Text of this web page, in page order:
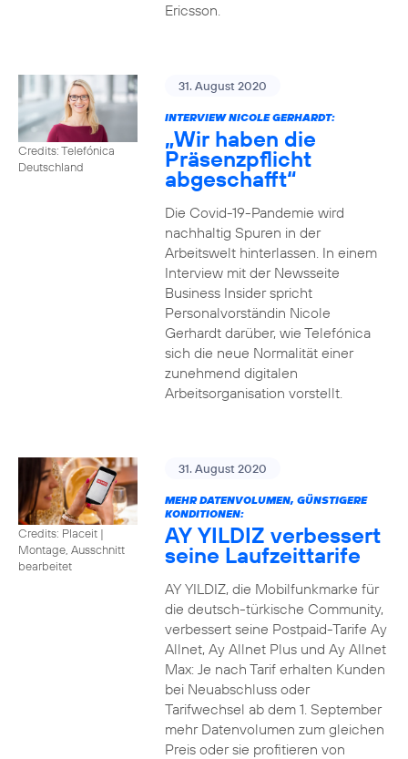
Ericsson.
Credits: Telefónica
Deutschland
31. August 2020
INTERVIEW NICOLE GERHARDT:
„Wir haben die
Präsenzpflicht
abgeschafft“
Die Covid-19-Pandemie wird
nachhaltig Spuren in der
Arbeitswelt hinterlassen. In einem
Interview mit der Newsseite
Business Insider spricht
Personalvorständin Nicole
Gerhardt darüber, wie Telefónica
sich die neue Normalität einer
zunehmend digitalen
Arbeitsorganisation vorstellt.
Credits: Placeit |
Montage, Ausschnitt
bearbeitet
31. August 2020
MEHR DATENVOLUMEN, GÜNSTIGERE
KONDITIONEN:
AY YILDIZ verbessert
seine Laufzeittarife
AY YILDIZ, die Mobilfunkmarke für
die deutsch-türkische Community,
verbessert seine Postpaid-Tarife Ay
Allnet, Ay Allnet Plus und Ay Allnet
Max: Je nach Tarif erhalten Kunden
bei Neuabschluss oder
Tarifwechsel ab dem 1. September
mehr Datenvolumen zum gleichen
Preis oder sie profitieren von